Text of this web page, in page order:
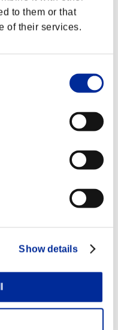
to them or that
of their services.
Show details